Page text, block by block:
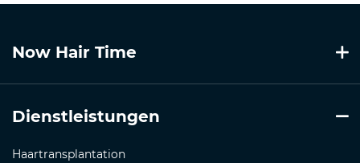
Now Hair Time
Dienstleistungen
Haartransplantation